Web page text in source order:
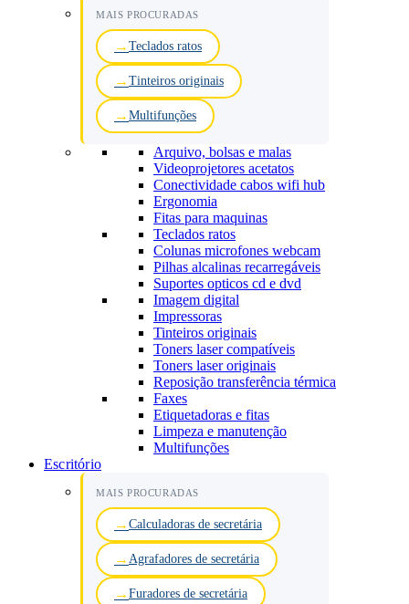
MAIS PROCURADAS
Teclados ratos
Tinteiros originais
Multifunções
Arquivo, bolsas e malas
Videoprojetores acetatos
Conectividade cabos wifi hub
Ergonomia
Fitas para maquinas
Teclados ratos
Colunas microfones webcam
Pilhas alcalinas recarregáveis
Suportes opticos cd e dvd
Imagem digital
Impressoras
Tinteiros originais
Toners laser compatíveis
Toners laser originais
Reposição transferência térmica
Faxes
Etiquetadoras e fitas
Limpeza e manutenção
Multifunções
Escritório
MAIS PROCURADAS
Calculadoras de secretária
Agrafadores de secretária
Furadores de secretária